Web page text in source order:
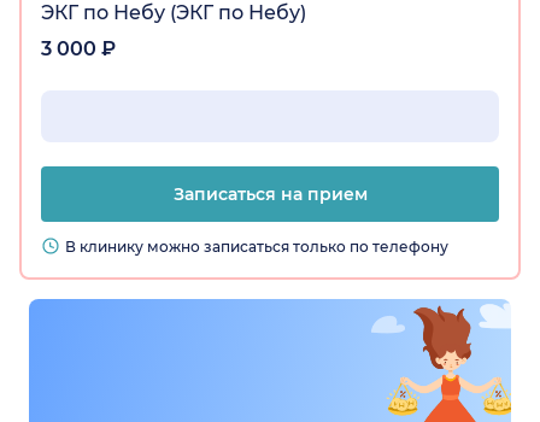
ЭКГ по Небу (ЭКГ по Небу)
3 000 ₽
Записаться на прием
В клинику можно записаться только по телефону